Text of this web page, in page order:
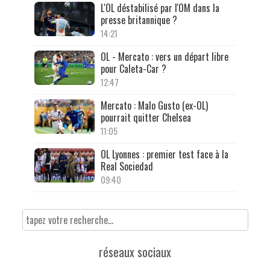
L'OL déstabilisé par l'OM dans la
presse britannique ?
14:21
OL - Mercato : vers un départ libre
pour Caleta-Car ?
12:47
Mercato : Malo Gusto (ex-OL)
pourrait quitter Chelsea
11:05
OL Lyonnes : premier test face à la
Real Sociedad
09:40
réseaux sociaux